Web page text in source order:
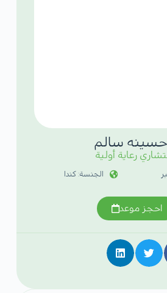
حسينه سالم
رعاية أولية
الجنسة: كندا
احجز موعد